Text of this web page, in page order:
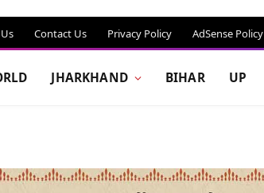
Contact Us Privacy Policy AdSense Policy
JHARKHAND BIHAR UP